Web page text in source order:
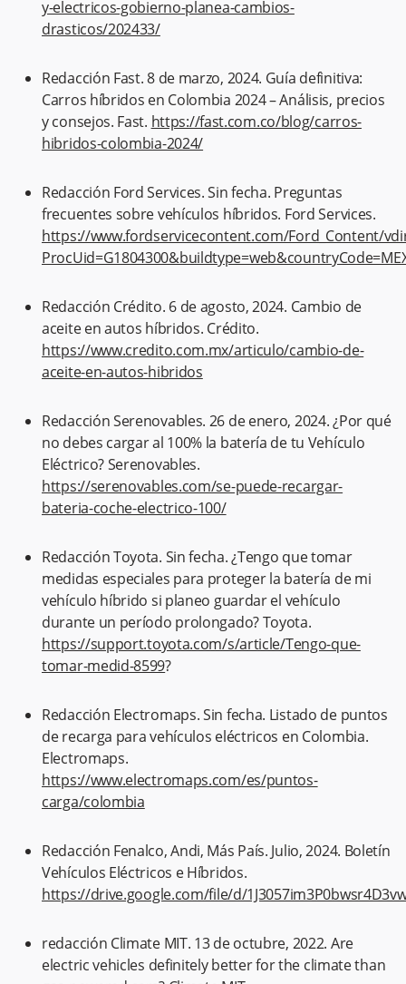
y-electricos-gobierno-planea-cambios-
drasticos/202433/
Redacción Fast. 8 de marzo, 2024. Guía definitiva:
Carros híbridos en Colombia 2024 – Análisis, precios
y consejos. Fast. https://fast.com.co/blog/carros-
hibridos-colombia-2024/
Redacción Ford Services. Sin fecha. Preguntas
frecuentes sobre vehículos híbridos. Ford Services.
https://www.fordservicecontent.com/Ford_Content/
Redacción Crédito. 6 de agosto, 2024. Cambio de
aceite en autos híbridos. Crédito.
https://www.credito.com.mx/articulo/cambio-de-
aceite-en-autos-hibridos
Redacción Serenovables. 26 de enero, 2024. ¿Por qué
no debes cargar al 100% la batería de tu Vehículo
Eléctrico? Serenovables.
https://serenovables.com/se-puede-recargar-
bateria-coche-electrico-100/
Redacción Toyota. Sin fecha. ¿Tengo que tomar
medidas especiales para proteger la batería de mi
vehículo híbrido si planeo guardar el vehículo
durante un período prolongado? Toyota.
https://support.toyota.com/s/article/Tengo-que-
tomar-medid-8599?
Redacción Electromaps. Sin fecha. Listado de puntos
de recarga para vehículos eléctricos en Colombia.
Electromaps.
https://www.electromaps.com/es/puntos-
carga/colombia
Redacción Fenalco, Andi, Más País. Julio, 2024. Boletín
Vehículos Eléctricos e Híbridos.
https://drive.google.com/file/d/
redacción Climate MIT. 13 de octubre, 2022. Are
electric vehicles definitely better for the climate than